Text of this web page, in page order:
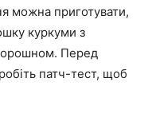
можна приготувати,
куркуми з
Перед
патч-тест, щоб